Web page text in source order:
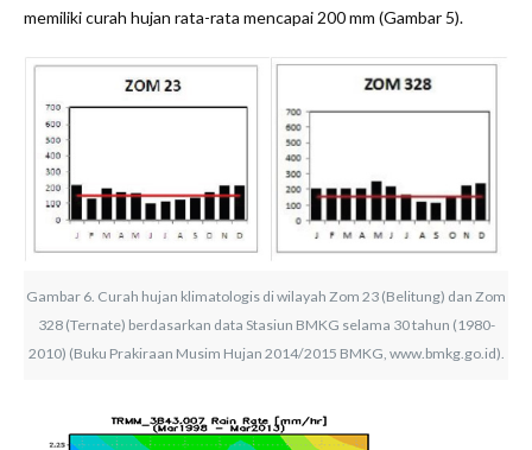
memiliki curah hujan rata-rata mencapai 200 mm (Gambar 5).
Gambar 6. Curah hujan klimatologis di wilayah Zom 23 (Belitung) dan Zom
328 (Ternate) berdasarkan data Stasiun BMKG selama 30 tahun (1980-
2010) (Buku Prakiraan Musim Hujan 2014/2015 BMKG, www.bmkg.go.id).